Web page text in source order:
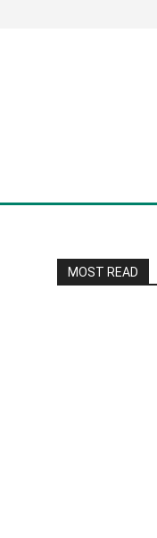
MOST READ